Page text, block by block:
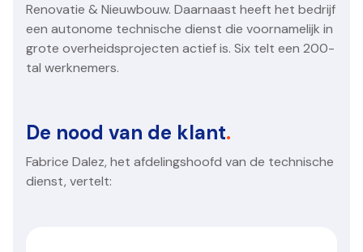
Renovatie & Nieuwbouw. Daarnaast heeft het bedrijf
een autonome technische dienst die voornamelijk in
grote overheidsprojecten actief is. Six telt een 200-
tal werknemers.
De nood van de klant.
Fabrice Dalez, het afdelingshoofd van de technische
dienst, vertelt: